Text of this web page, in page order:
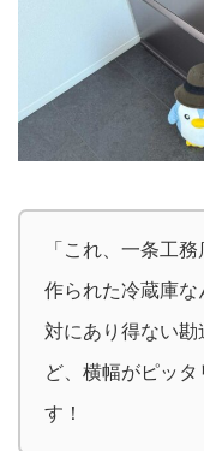
「これ、一条工
作られた冷蔵庫な
対にあり得ない
ど、横幅がピッタ
す！